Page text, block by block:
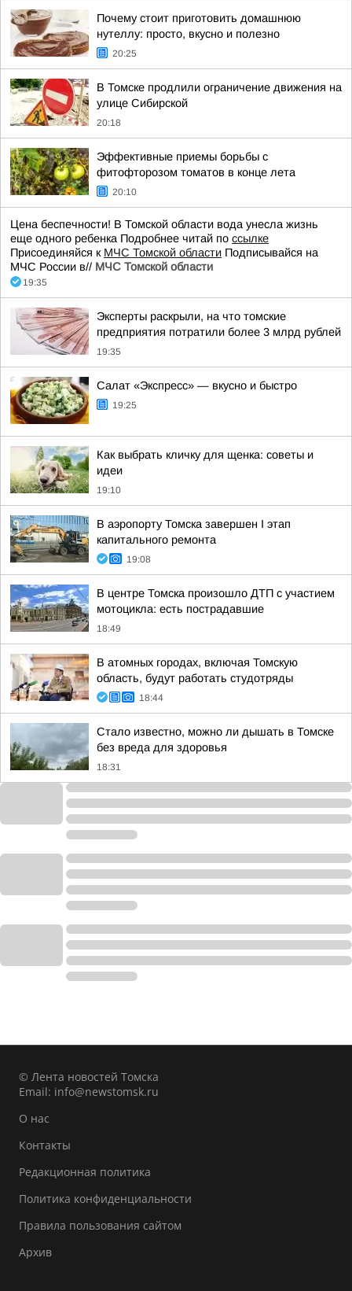
Почему стоит приготовить домашнюю
нутеллу: просто, вкусно и полезно
20:25
В Томске продлили ограничение движения на
улице Сибирской
20:18
Эффективные приемы борьбы с
фитофторозом томатов в конце лета
20:10
Цена беспечности! В Томской области вода унесла жизнь
еще одного ребенка Подробнее читай по ссылке
Присоединяйся к МЧС Томской области Подписывайся на
МЧС России в// МЧС Томской области
19:35
Эксперты раскрыли, на что томские
предприятия потратили более 3 млрд рублей
19:35
Салат «Экспресс» — вкусно и быстро
19:25
Как выбрать кличку для щенка: советы и
идеи
19:10
В аэропорту Томска завершен I этап
капитального ремонта
19:08
В центре Томска произошло ДТП с участием
мотоцикла: есть пострадавшие
18:49
В атомных городах, включая Томскую
область, будут работать студотряды
18:44
Стало известно, можно ли дышать в Томске
без вреда для здоровья
18:31
© Лента новостей Томска
Email: info@newstomsk.ru
О нас
Контакты
Редакционная политика
Политика конфиденциальности
Правила пользования сайтом
Архив